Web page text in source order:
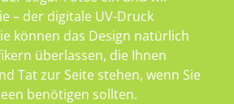
– der digitale UV-Druck
können das Design natürlich
überlassen, die Ihnen
Tat zur Seite stehen, wenn Sie
benötigen sollten.